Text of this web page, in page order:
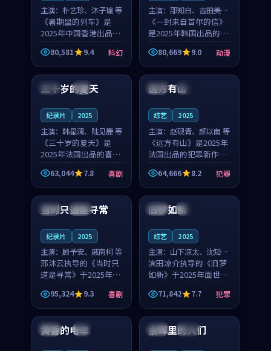
主演： 朴艺珍、沐子瑜 等
《暑期里的列车》是
2025年中国香港出品的
科幻新作，主创团队希
望用城市夜归人的故事
让观众停下来想一想。
朴艺珍领衔，沐子瑜担
任重要角色，郑书延的
80,581 9.4 科幻
主演： 邵知白、吉田美琴
等
《一封来自首尔的信》
是2025年韩国出品的动
漫新作，主创团队希望
用高考往事的故事让观
众停下来想一想。邵知
重要角色，谢承南的
80,669 9.0 动漫
法国 4K
三十岁的夏天
纪录片 2025
主演： 韩星澜、陆见鹿 等
《三十岁的夏天》是
2025年法国出品的喜剧
新作，主创团队希望用
深夜电台的故事让观众
停下来想一想。韩星澜
角色，山田纯一的叙事
63,044 7.8 喜剧
法国 独播
远方有山
综艺 2025
主演： 赵砚青、颜以南 等
《远方有山》是2025年
法国出品的犯罪新作，
主创团队希望用高校追
梦的故事让观众停下来
想一想。赵砚青领衔，
颜以南担任重要角色，
山田纯一的叙事节奏
64,666 8.2 犯罪
泰国 杜比
当时只道是寻常
纪录片 2025
主演： 顾予安、戚南柯 等
邢沐云执导的《当时只
道是寻常》于2025年面
世，泰国的城市气质与
母女情深的人物心境共
同构筑了影片基调。顾
予安、戚南柯用细腻的
表演撑起整部喜剧电
95,324 9.3 喜剧
中国 高分
旧梦如新
综艺 2025
主演： 山下凉太、沈知韵
等
滨田凉介执导的《旧梦
如新》于2025年面世，
中国台湾的城市气质与
异国相遇的人物心境共
同构筑了影片基调。山
下凉太、沈知韵用细腻
的表演撑起整部犯罪
71,842 7.7 犯罪
日本 4K
黄昏的电车 泰国 完结
余晖里的人们